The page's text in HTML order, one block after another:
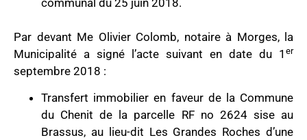
Par devant Me Olivier Colomb, notaire à Morges, la
Municipalité a signé l’acte suivant en date du 1 er
septembre 2018 :
Transfert immobilier en faveur de la Commune
du Chenit de la parcelle RF no 2624 sise au
Brassus, au lieu-dit Les Grandes Roches d’une